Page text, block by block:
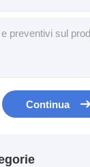
di seta
Continua